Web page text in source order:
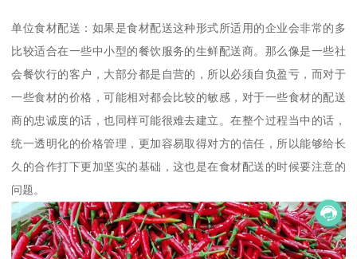
单位食材配送：如果是食材配送这种形式所适用的企业会非常的多
比较适合在一些中小型的餐饮服务的生鲜配送商。那么像是一些社
会餐饮行的客户，大部分都是自营的，所以必须自负盈亏，而对于
一些食材的价格，可能相对都会比较的敏感，对于一些食材的配送
商的忠诚度的话，也同样可能很难去建立。在整个过程当中的话，
统一透明化的价格管理，更加容易取得对方的信任，所以能够给长
久的合作打下更加坚实的基础，这也是在食材配送的时候要注意的
问题。